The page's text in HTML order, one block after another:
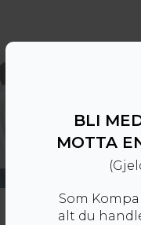
BLI
MOTTA
Som
alt du